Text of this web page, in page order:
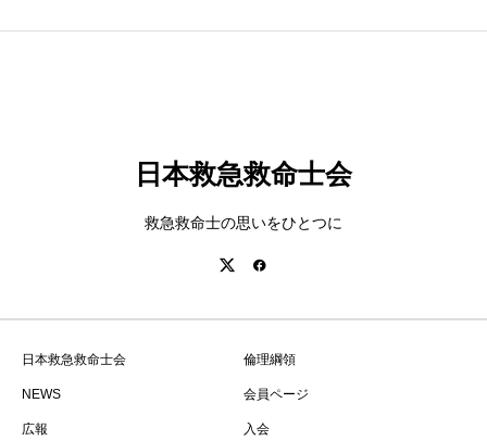
日本救急救命士会
救急救命士の思いをひとつに
日本救急救命士会 倫理綱領
NEWS 会員ページ
広報 入会